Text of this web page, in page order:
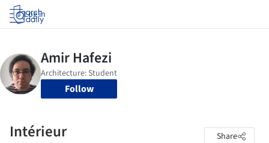
Log in
Follow
Intérieur Share